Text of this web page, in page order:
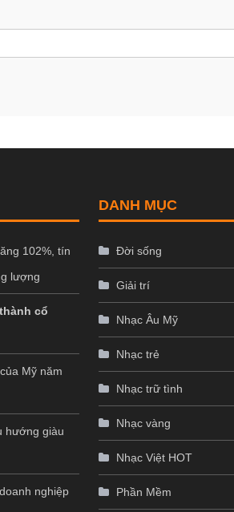
102%, tín
lượng
cổ
Mỹ năm
hướng giàu
nghiệp
DANH MỤC
Đời sống
Giải trí
Nhạc Âu Mỹ
Nhạc trẻ
Nhạc trữ tình
Nhạc vàng
Nhạc Việt HOT
Phần Mềm